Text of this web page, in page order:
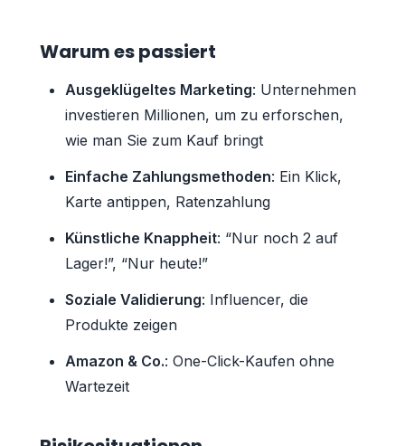
Warum es passiert
Ausgeklügeltes Marketing: Unternehmen
investieren Millionen, um zu erforschen,
wie man Sie zum Kauf bringt
Einfache Zahlungsmethoden: Ein Klick,
Karte antippen, Ratenzahlung
Künstliche Knappheit: “Nur noch 2 auf
Lager!”, “Nur heute!”
Soziale Validierung: Influencer, die
Produkte zeigen
Amazon & Co.: One-Click-Kaufen ohne
Wartezeit